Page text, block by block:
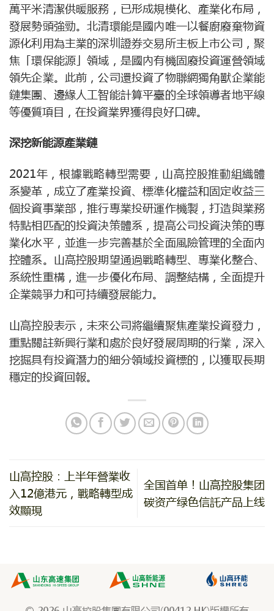
萬平米清潔供暖服務，已形成規模化、產業化布局，
發展勢頭強勁。北清環能是國內唯一以餐廚廢棄物資
源化利用為主業的深圳證券交易所主板上市公司，聚
焦「環保能源」領域，是國內有機固廢投資運營領域
領先企業。此前，公司還投資了物聯網獨角獸企業能
鏈集團、邊緣人工智能計算平臺的全球領導者地平線
等優質項目，在投資業界獲得良好口碑。
深挖新能源產業鏈
2021年，根據戰略轉型需要，山高控股推動組織體
系變革，成立了產業投資、標準化權益和固定收益三
個投資事業部，推行專業投研運作機製，打造與業務
特點相匹配的投資決策體系，提高公司投資決策的專
業化水平，並進一步完善基於全面風險管理的全面內
控體系。山高控股期望通過戰略轉型、專業化整合、
系統性重構，進一步優化布局、調整結構，全面提升
企業競爭力和可持續發展能力。
山高控股表示，未來公司將繼續聚焦產業投資發力，
重點關註新興行業和處於良好發展周期的行業，深入
挖掘具有投資潛力的細分領域投資標的，以獲取長期
穩定的投資回報。
山高控股：上半年營業收
入12億港元，戰略轉型成
效顯現
全国首单！山高控股集团
碳资产绿色信託产品上线